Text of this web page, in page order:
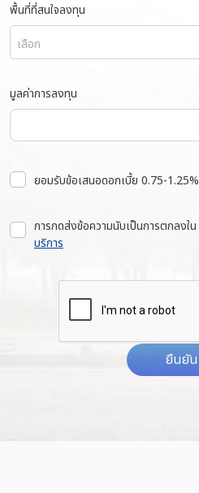
พื้นที่ที่สนใจลงทุน
เลือก
มูลค่าการลงทุน
ยอมรับข้อเสนอดอกเบี้ย 0.75-1.25%
การกดส่งข้อความนับเป็นการตกลงใน
บริการ
ยืนยัน